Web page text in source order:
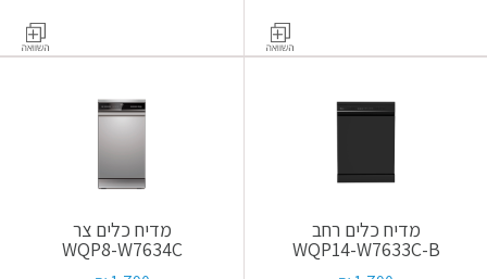
מדיח כלים רחב
WQP14-W7633C-B
מדיח כלים צר
WQP8-W7634C